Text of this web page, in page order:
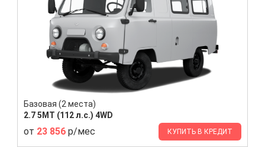
Базовая (2 места)
2.7 5MT (112 л.с.) 4WD
от 23 856 р/мес КУПИТЬ В КРЕДИТ